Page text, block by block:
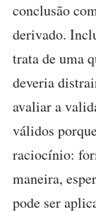
conclusão
derivado.
trata de uma
deveria
avaliar a
válidos
raciocínio:
maneira,
pode ser